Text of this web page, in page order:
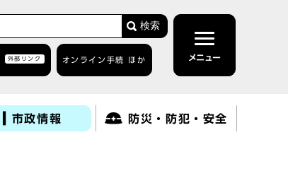
検索
外部リンク オンライン手続 ほか メニュー
市政情報 防災・防犯・安全